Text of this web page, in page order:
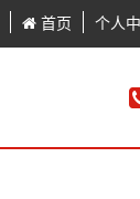
首页 个人